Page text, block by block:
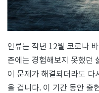
인류는 작년 12월 코로나
존에는 경험해보지 못했던
이 문제가 해결되더라도 다
을 겁니다. 이 기간 동안 출